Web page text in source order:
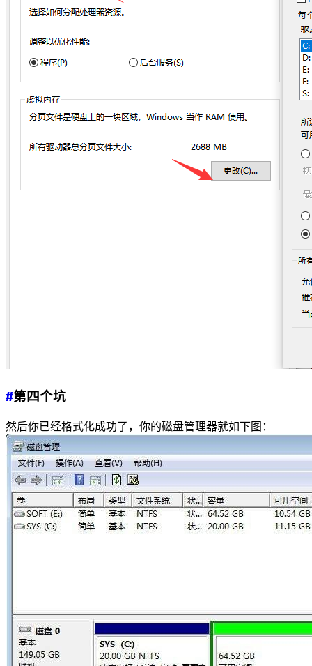
#第四个坑
然后你已经格式化成功了，你的磁盘管理器就如下图：